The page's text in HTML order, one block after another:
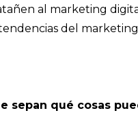
al marketing
del
sepan qué cosas